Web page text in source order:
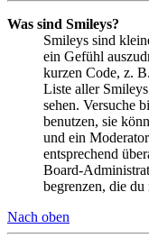
Was sind Smileys?
Smileys sind
ein Gefühl
kurzen Code, z.
Liste aller
sehen. Versuche
benutzen, sie
und ein
entsprechend
Board-
begrenzen, die
Nach oben